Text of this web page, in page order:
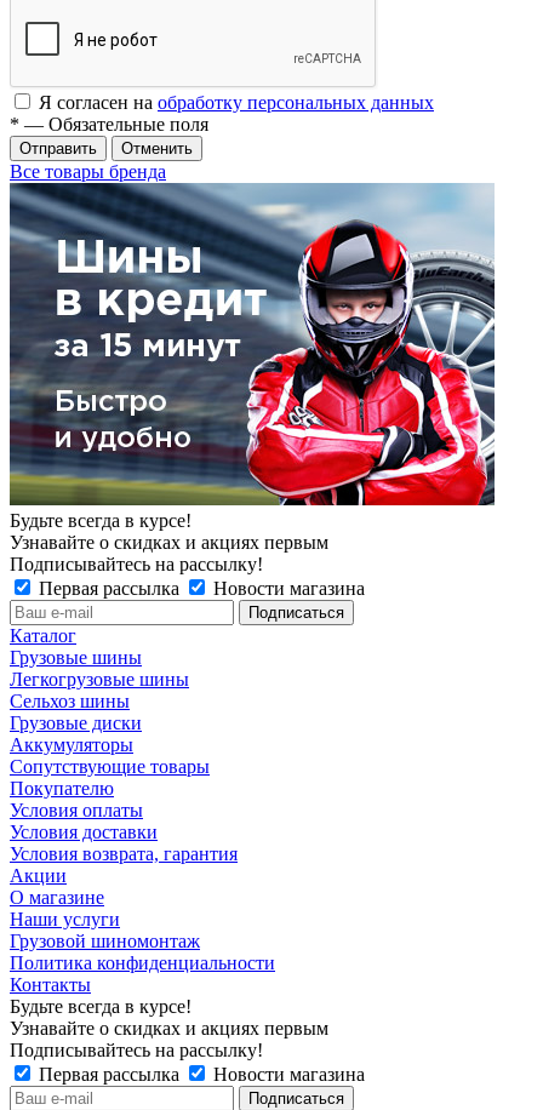
Я согласен на обработку персональных данных
* — Обязательные поля
Отменить
Все товары бренда
Будьте всегда в курсе!
Узнавайте о скидках и акциях первым
Подписывайтесь на рассылку!
Первая рассылка
Новости магазина
Каталог
Грузовые шины
Легкогрузовые шины
Сельхоз шины
Грузовые диски
Аккумуляторы
Сопутствующие товары
Покупателю
Условия оплаты
Условия доставки
Условия возврата, гарантия
Акции
О магазине
Наши услуги
Грузовой шиномонтаж
Политика конфиденциальности
Контакты
Будьте всегда в курсе!
Узнавайте о скидках и акциях первым
Подписывайтесь на рассылку!
Первая рассылка
Новости магазина